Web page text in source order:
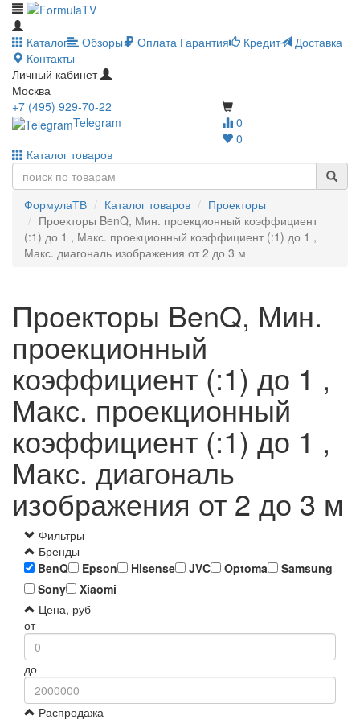
Каталог Обзоры Оплата Гарантия Кредит
Доставка
Контакты
Личный кабинет
Москва
0
0
+7 (495) 929-70-22
Telegram
Каталог товаров
ФормулаТВ Каталог товаров
Проекторы
Проекторы BenQ, Мин. проекционный коэффициент
(:1) до 1 , Макс. проекционный коэффициент (:1) до 1 ,
Макс. диагональ изображения от 2 до 3 м
Проекторы BenQ, Мин.
проекционный
коэффициент (:1) до 1 ,
Макс. проекционный
коэффициент (:1) до 1 ,
Макс. диагональ
изображения от 2 до 3 м
Фильтры
Бренды
BenQ
Epson Hisense JVC Optoma
Samsung
Sony
Xiaomi
Цена, руб
от
до
Распродажа